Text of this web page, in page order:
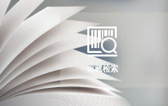
馆藏检索